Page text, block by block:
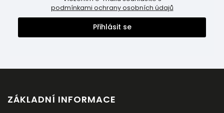
podmínkami ochrany osobních údajů
Přihlásit se
ZÁKLADNÍ INFORMACE